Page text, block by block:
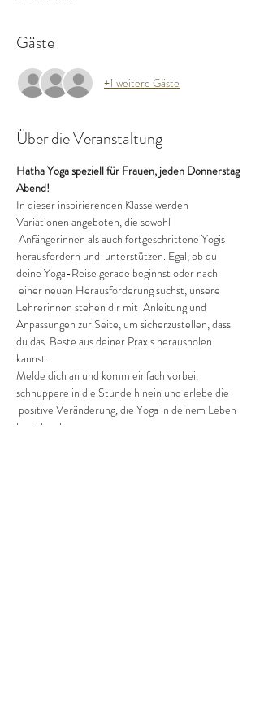
Gäste
+1 weitere Gäste
Über die Veranstaltung
Hatha Yoga speziell für Frauen, jeden Donnerstag
Abend!
In dieser inspirierenden Klasse werden
Variationen angeboten, die sowohl
Anfängerinnen als auch fortgeschrittene Yogis
herausfordern und  unterstützen. Egal, ob du
deine Yoga-Reise gerade beginnst oder nach
einer neuen Herausforderung suchst, unsere
Lehrerinnen stehen dir mit  Anleitung und
Anpassungen zur Seite, um sicherzustellen, dass
du das  Beste aus deiner Praxis herausholen
kannst.
Melde dich an und komm einfach vorbei,
schnuppere in die Stunde hinein und erlebe die
positive Veränderung, die Yoga in deinem Leben
bewirken kann.